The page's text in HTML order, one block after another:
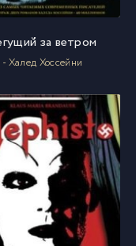
за ветром
- Халед Хоссейни